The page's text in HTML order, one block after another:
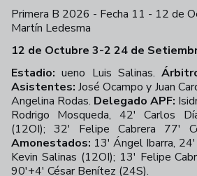
Primera B 2026 - Fecha 11 - 12 de
Martín Ledesma
12 de Octubre 3-2 24 de
Estadio: ueno Luis Salinas.
Asistentes: José Ocampo y Juan
Angelina Rodas. Delegado APF:
Rodrigo Mosqueda, 42' Carlos
(12OI); 32' Felipe Cabrera 77'
Amonestados: 13' Ángel Ibarra,
Kevin Salinas (12OI); 13' Felipe
90'+4' César Benítez (24S).